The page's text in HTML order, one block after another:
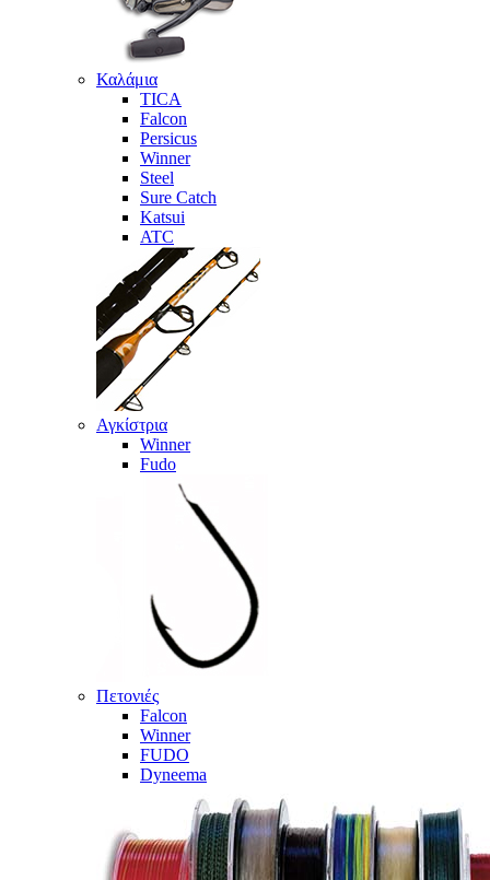
Καλάμια
TICA
Falcon
Persicus
Winner
Steel
Sure Catch
Katsui
ATC
Αγκίστρια
Winner
Fudo
Πετονιές
Falcon
Winner
FUDO
Dyneema